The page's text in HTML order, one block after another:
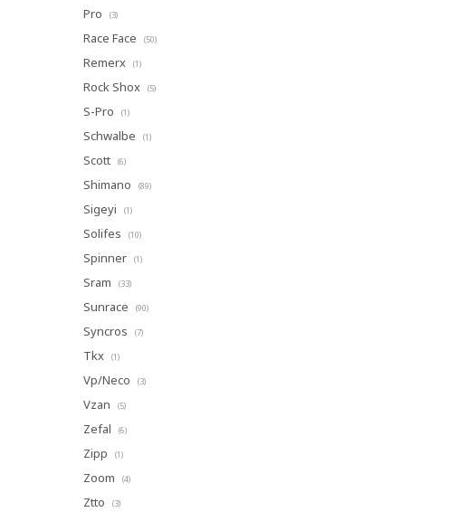
Pro (3)
Race Face (50)
Remerx (1)
Rock Shox (5)
S-Pro (1)
Schwalbe (1)
Scott (6)
Shimano (89)
Sigeyi (1)
Solifes (10)
Spinner (1)
Sram (33)
Sunrace (90)
Syncros (7)
Tkx (1)
Vp/Neco (3)
Vzan (5)
Zefal (6)
Zipp (1)
Zoom (4)
Ztto (3)